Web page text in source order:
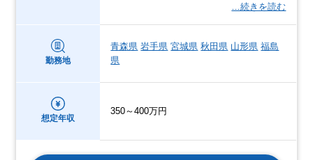
…続きを読む
勤務地
青森県 岩手県 宮城県 秋田県 山形県 福島
県
想定年収
350～400万円